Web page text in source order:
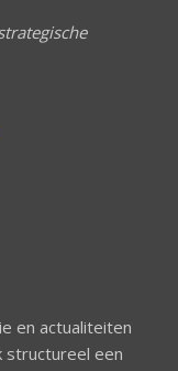
en actualiteiten
structureel een